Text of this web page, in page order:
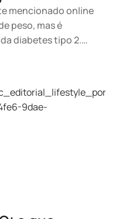
mencionado online
peso, mas é
diabetes tipo 2.
para controlo de
um médico com
de outros